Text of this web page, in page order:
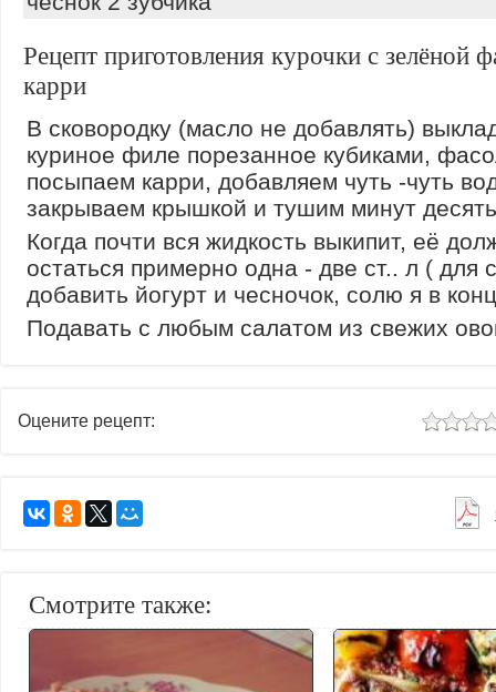
Рецепт приготовления курочки с зелёной
карри
В сковородку (масло не добавлять)
куриное филе порезанное кубиками,
посыпаем карри, добавляем чуть -чуть
закрываем крышкой и тушим минут
Когда почти вся жидкость выкипит, её
остаться примерно одна - две ст.. л ( для
добавить йогурт и чесночок, солю я в
Подавать с любым салатом из свежих
Оцените рецепт:
Смотрите также: